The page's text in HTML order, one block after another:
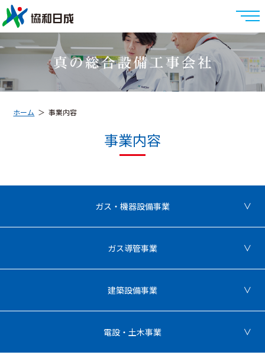
ホーム 事業内容
事業内容
ガス・機器設備事業
ガス導管事業
建築設備事業
電設・土木事業